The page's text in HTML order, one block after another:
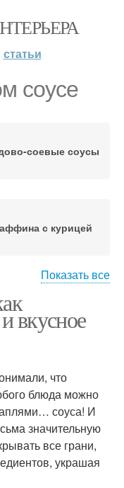
статьи
соусе
соевые соусы
с курицей
копченой курицей
Показать все
вкусное
что
блюда можно
соуса! И
значительную
все грани,
украшая